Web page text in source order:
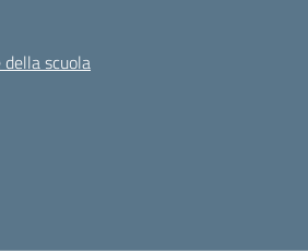
della scuola